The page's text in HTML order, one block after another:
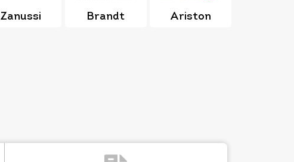
Zanussi Brandt Ariston